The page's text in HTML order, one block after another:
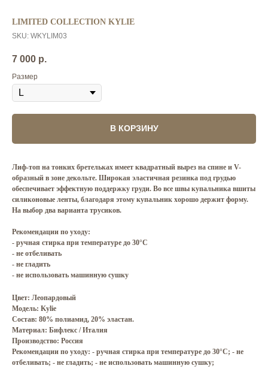
LIMITED COLLECTION KYLIE
SKU: WKYLIM03
7 000 р.
Размер
В КОРЗИНУ
Лиф-топ на тонких бретельках имеет квадратный вырез на спине и V-
образный в зоне декольте. Широкая эластичная резинка под грудью
обеспечивает эффектную поддержку груди. Во все швы купальника вшиты
силиконовые ленты, благодаря этому купальник хорошо держит форму.
На выбор два варианта трусиков.
Рекомендации по уходу:
- ручная стирка при температуре до 30°C
- не отбеливать
- не гладить
- не использовать машинную сушку
Цвет: Леопардовый
Модель: Kylie
Состав: 80% полиамид, 20% эластан.
Материал: Бифлекс / Италия
Производство: Россия
Рекомендации по уходу: - ручная стирка при температуре до 30°C; - не
отбеливать; - не гладить; - не использовать машинную сушку;